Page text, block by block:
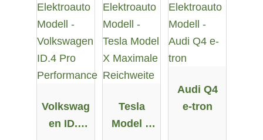
Volkswag
en ID.4
Tesla
Model X
Audi Q4
e-tron